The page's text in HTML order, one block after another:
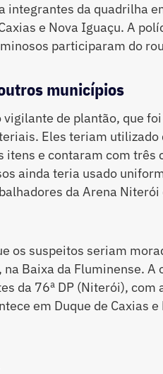
integrantes da quadrilha
e Nova Iguaçu. A
participaram do
municípios
de plantão, que
Eles teriam utilizado
itens e contaram com três
ainda teria usado
da Arena Niterói
os suspeitos seriam
na Baixa da Fluminense. A
da 76ª DP (Niterói), com
em Duque de Caxias